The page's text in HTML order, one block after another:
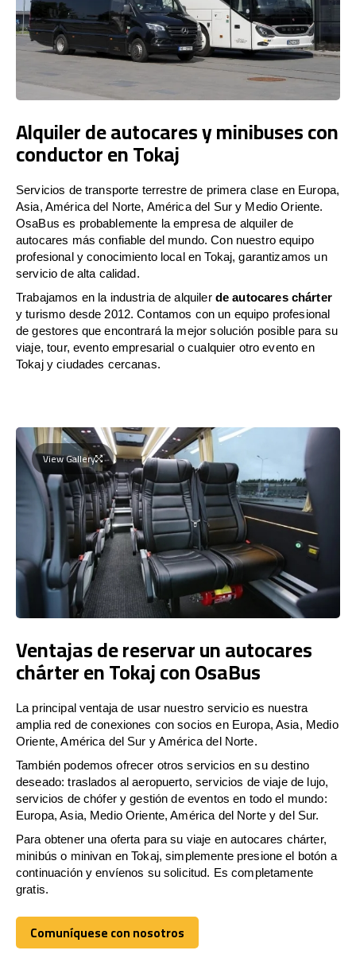
Alquiler de autocares y minibuses con
conductor en Tokaj
Servicios de transporte terrestre de primera clase en Europa,
Asia, América del Norte, América del Sur y Medio Oriente.
OsaBus es probablemente la empresa de alquiler de
autocares más confiable del mundo. Con nuestro equipo
profesional y conocimiento local en Tokaj, garantizamos un
servicio de alta calidad.
Trabajamos en la industria de alquiler de autocares chárter
y turismo desde 2012. Contamos con un equipo profesional
de gestores que encontrará la mejor solución posible para su
viaje, tour, evento empresarial o cualquier otro evento en
Tokaj y ciudades cercanas.
View Gallery
Ventajas de reservar un autocares
chárter en Tokaj con OsaBus
La principal ventaja de usar nuestro servicio es nuestra
amplia red de conexiones con socios en Europa, Asia, Medio
Oriente, América del Sur y América del Norte.
También podemos ofrecer otros servicios en su destino
deseado: traslados al aeropuerto, servicios de viaje de lujo,
servicios de chófer y gestión de eventos en todo el mundo:
Europa, Asia, Medio Oriente, América del Norte y del Sur.
Para obtener una oferta para su viaje en autocares chárter,
minibús o minivan en Tokaj, simplemente presione el botón a
continuación y envíenos su solicitud. Es completamente
gratis.
Comuníquese con nosotros
Comuníquese con nosotros